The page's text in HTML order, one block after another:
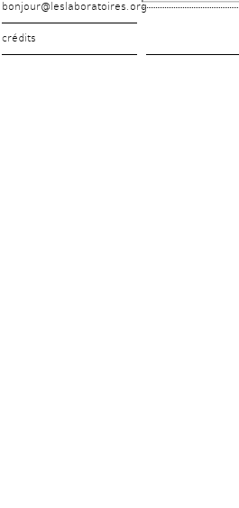
bonjour@leslaboratoires.org
crédits